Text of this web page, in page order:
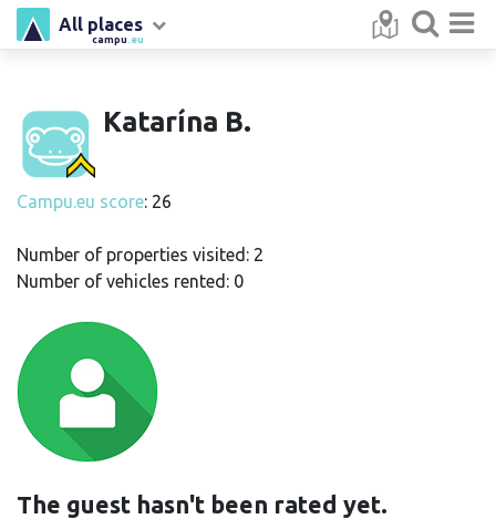
campu .eu
All places
Katarína B.
Campu.eu score: 26
Number of properties visited: 2
Number of vehicles rented: 0
The guest hasn't been rated yet.